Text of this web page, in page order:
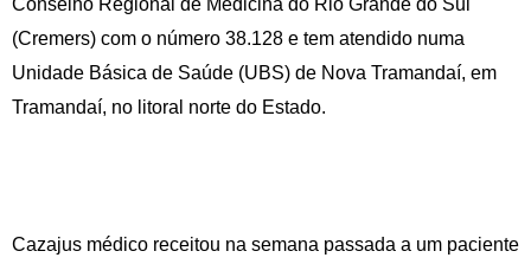
(Cremers) com o número 38.128 e tem atendido numa
Unidade Básica de Saúde (UBS) de Nova Tramandaí, em
Tramandaí, no litoral norte do Estado.
Cazajus médico receitou na semana passada a um paciente